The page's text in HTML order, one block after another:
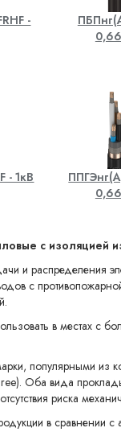
-
- 1кВ
с изоляцией
и распределения
с
в местах
популярными из
Free). Оба вида
риска
в сравнении с